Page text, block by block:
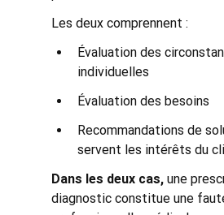
Les deux comprennent :
Évaluation des
individuelles
Évaluation des besoins
Recommandations de
servent les intérêts du
Dans les deux cas, une
diagnostic constitue une